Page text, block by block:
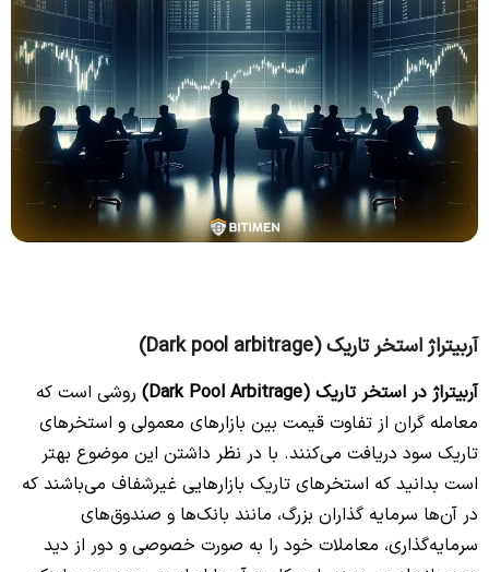
آربیتراژ استخر تاریک (Dark pool arbitrage)
آربیتراژ در استخر تاریک (Dark Pool Arbitrage)
روشی است که
معامله گران از تفاوت قیمت بین بازارهای معمولی و استخرهای
تاریک سود دریافت می‌کنند. با در نظر داشتن این موضوع بهتر
است بدانید که استخرهای تاریک بازارهایی غیرشفاف می‌باشند که
در آن‌ها سرمایه گذاران بزرگ، مانند بانک‌ها و صندوق‌های
سرمایه‌گذاری، معاملات خود را به صورت خصوصی و دور از دید